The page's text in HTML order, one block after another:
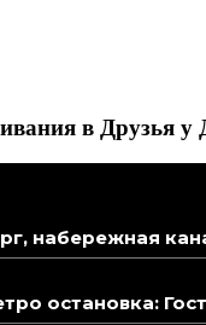
в Друзья у
набережная
остановка: